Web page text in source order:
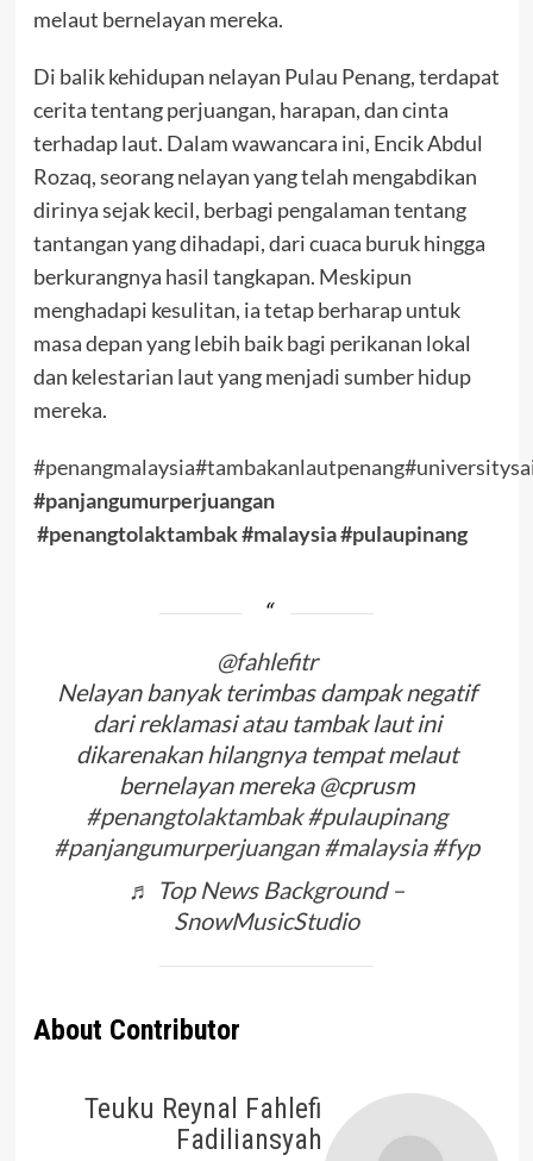
melaut bernelayan mereka.
Di balik kehidupan nelayan Pulau Penang, terdapat
cerita tentang perjuangan, harapan, dan cinta
terhadap laut. Dalam wawancara ini, Encik Abdul
Rozaq, seorang nelayan yang telah mengabdikan
dirinya sejak kecil, berbagi pengalaman tentang
tantangan yang dihadapi, dari cuaca buruk hingga
berkurangnya hasil tangkapan. Meskipun
menghadapi kesulitan, ia tetap berharap untuk
masa depan yang lebih baik bagi perikanan lokal
dan kelestarian laut yang menjadi sumber hidup
mereka.
#penangmalaysia#tambakanlautpenang
#panjangumurperjuangan
#penangtolaktambak#malaysia#pulaupinang
@fahlefitr
Nelayan banyak terimbas dampak negatif
dari reklamasi atau tambak laut ini
dikarenakan hilangnya tempat melaut
bernelayan mereka @cprusm
#penangtolaktambak #pulaupinang
#panjangumurperjuangan #malaysia #fyp
♬ Top News Background –
SnowMusicStudio
About Contributor
Teuku Reynal Fahlefi
Fadiliansyah